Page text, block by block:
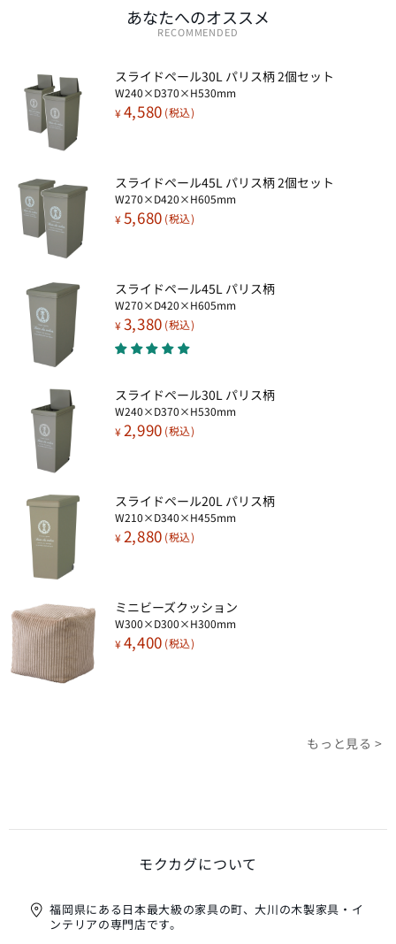
プロピレン、バネ: スチール。重量: 1.1kg。
あなたへのオススメ
RECOMMENDED
スライドペール30L パリス柄 2個セット​
W240×D370×H530mm
¥4,580
スライドペール45L パリス柄 2個セット​
W270×D420×H605mm
¥5,680
スライドペール45L パリス柄​
W270×D420×H605mm
¥3,380
スライドペール30L パリス柄​
W240×D370×H530mm
¥ 2,990
スライドペール20L パリス柄​
W210×D340×H455mm
¥ 2,880
ミニビーズクッション​
W300×D300×H300mm
¥4,400
もっと見る >
モクカグについて
福岡県にある日本最大級の家具の町、大川の木製家具・イ
ンテリアの専門店です。